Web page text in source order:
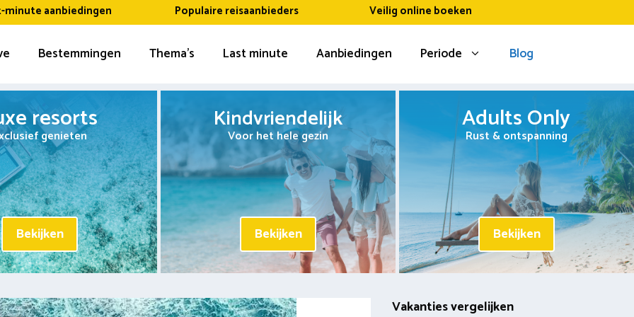
minute aanbiedingen Populaire reisaanbieders Veilig online boeken
Bestemmingen Thema’s Last minute Aanbiedingen Periode Blog
resorts
genieten
Bekijken
Kindvriendelijk
Voor het hele gezin
Bekijken
Adults Only
Rust & ontspanning
Bekijken
Vakanties vergelijken